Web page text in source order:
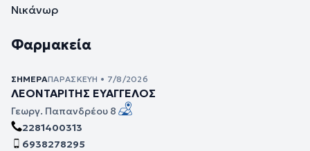
Νικάνωρ
Φαρμακεία
ΣΉΜΕΡΑΠΑΡΑΣΚΕΥΉ • 7/8/2026
ΛΕΟΝΤΑΡΙΤΗΣ ΕΥΑΓΓΕΛΟΣ
Γεωργ. Παπανδρέου 8
2281400313
6938278295